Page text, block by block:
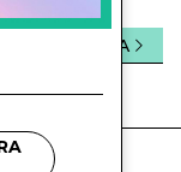
privacy.
INVIA